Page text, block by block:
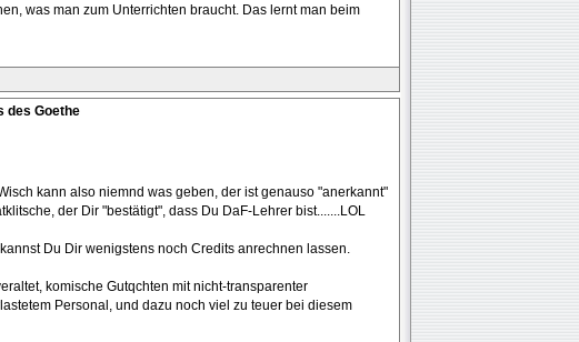
was man zum Unterrichten braucht. Das lernt man beim
des Goethe
kann also niemnd was geben, der ist genauso "anerkannt"
der Dir "bestätigt", dass Du DaF-Lehrer bist.......LOL
Du Dir wenigstens noch Credits anrechnen lassen.
komische Gutqchten mit nicht-transparenter
Personal, und dazu noch viel zu teuer bei diesem